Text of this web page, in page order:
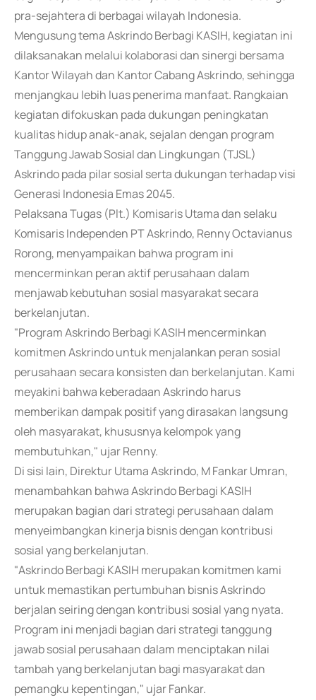
pra-sejahtera di berbagai wilayah Indonesia.
Mengusung tema Askrindo Berbagi KASIH, kegiatan ini
dilaksanakan melalui kolaborasi dan sinergi bersama
Kantor Wilayah dan Kantor Cabang Askrindo, sehingga
menjangkau lebih luas penerima manfaat. Rangkaian
kegiatan difokuskan pada dukungan peningkatan
kualitas hidup anak-anak, sejalan dengan program
Tanggung Jawab Sosial dan Lingkungan (TJSL)
Askrindo pada pilar sosial serta dukungan terhadap visi
Generasi Indonesia Emas 2045.
Pelaksana Tugas (Plt.) Komisaris Utama dan selaku
Komisaris Independen PT Askrindo, Renny Octavianus
Rorong, menyampaikan bahwa program ini
mencerminkan peran aktif perusahaan dalam
menjawab kebutuhan sosial masyarakat secara
berkelanjutan.
"Program Askrindo Berbagi KASIH mencerminkan
komitmen Askrindo untuk menjalankan peran sosial
perusahaan secara konsisten dan berkelanjutan. Kami
meyakini bahwa keberadaan Askrindo harus
memberikan dampak positif yang dirasakan langsung
oleh masyarakat, khususnya kelompok yang
membutuhkan," ujar Renny.
Di sisi lain, Direktur Utama Askrindo, M Fankar Umran,
menambahkan bahwa Askrindo Berbagi KASIH
merupakan bagian dari strategi perusahaan dalam
menyeimbangkan kinerja bisnis dengan kontribusi
sosial yang berkelanjutan.
"Askrindo Berbagi KASIH merupakan komitmen kami
untuk memastikan pertumbuhan bisnis Askrindo
berjalan seiring dengan kontribusi sosial yang nyata.
Program ini menjadi bagian dari strategi tanggung
jawab sosial perusahaan dalam menciptakan nilai
tambah yang berkelanjutan bagi masyarakat dan
pemangku kepentingan," ujar Fankar.